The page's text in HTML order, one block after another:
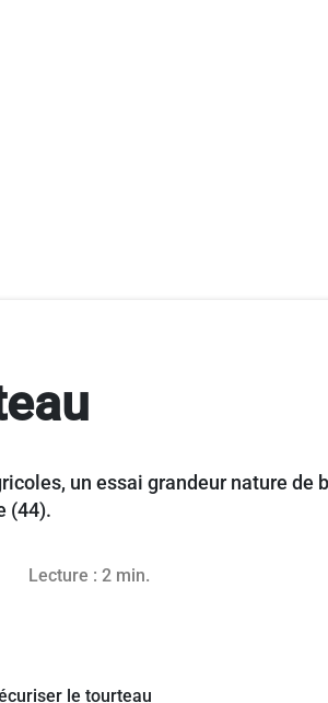
un essai grandeur nature de
(44).
2025
Lecture : 2 min.